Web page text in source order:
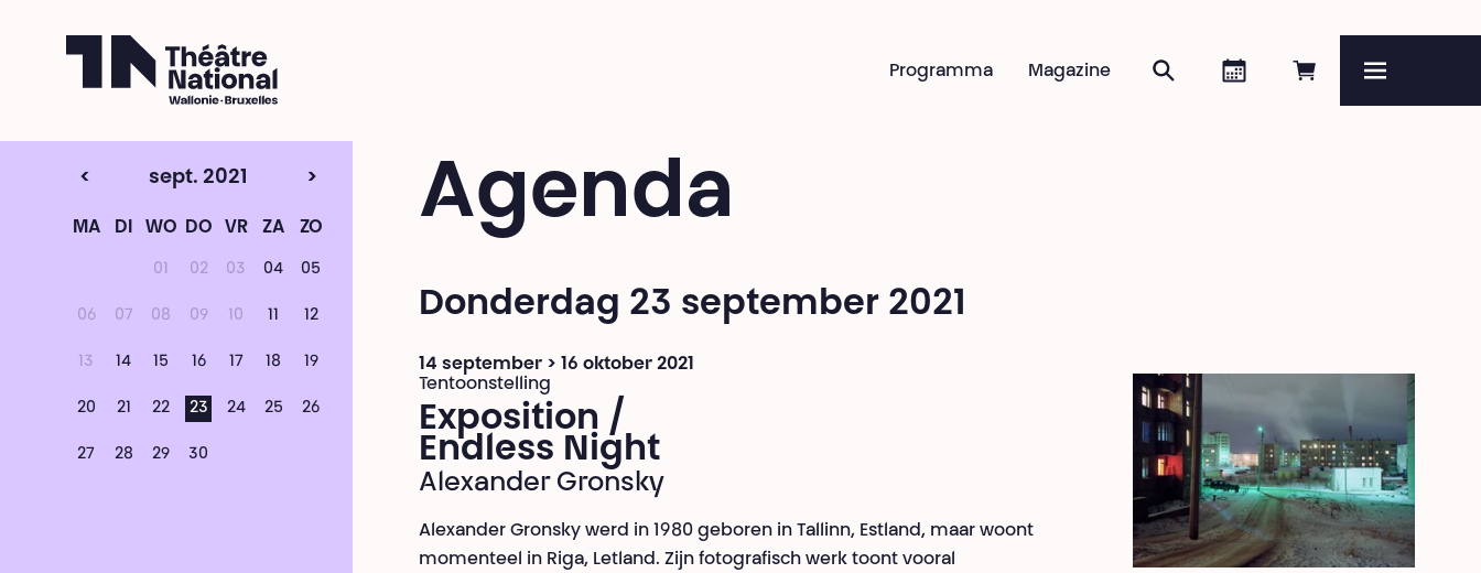
Online reserveren
Agenda
Zoeken
Magazine
Programma
Agenda
< sept. 2021 >
MA DI WO DO VR ZA ZO
01 02 03 04 05
06 07 08 09 10 11 12
13 14 15 16 17 18 19
20 21 22 23 24 25 26
27 28 29 30
Donderdag 23 september 2021
14 september > 16 oktober 2021
Tentoonstelling
Exposition /
Endless Night
Alexander Gronsky
Alexander Gronsky werd in 1980 geboren in Tallinn, Estland, maar woont
momenteel in Riga, Letland. Zijn fotografisch werk toont vooral